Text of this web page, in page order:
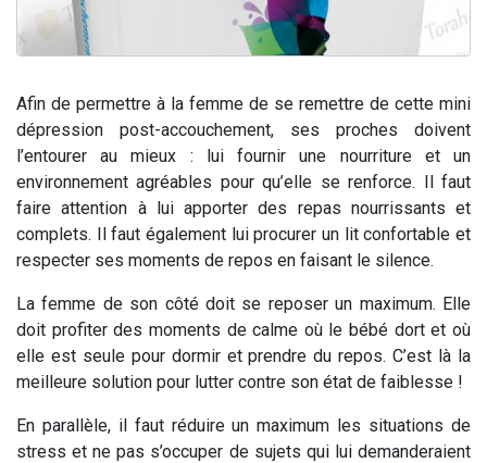
Afin de permettre à la femme de se remettre de cette mini
dépression post-accouchement, ses proches doivent
l’entourer au mieux : lui fournir une nourriture et un
environnement agréables pour qu’elle se renforce. Il faut
faire attention à lui apporter des repas nourrissants et
complets. Il faut également lui procurer un lit confortable et
respecter ses moments de repos en faisant le silence.
La femme de son côté doit se reposer un maximum. Elle
doit profiter des moments de calme où le bébé dort et où
elle est seule pour dormir et prendre du repos. C’est là la
meilleure solution pour lutter contre son état de faiblesse !
En parallèle, il faut réduire un maximum les situations de
stress et ne pas s’occuper de sujets qui lui demanderaient